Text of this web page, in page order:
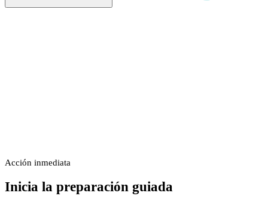
Acción inmediata
Inicia la preparación guiada